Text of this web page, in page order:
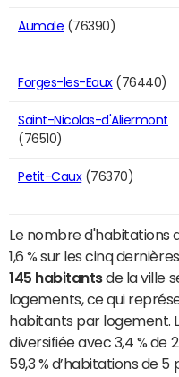
Aumale (76390)
Forges-les-Eaux(76440)
Saint-Nicolas-d'Aliermont
(76510)
Petit-Caux(76370)
Le nombre d'habitations
1,6 % sur les cinq
145 habitantsde la ville
logements, ce qui
habitants par logement.
diversifiée avec 3,4 % de
59,3 % d’habitations de